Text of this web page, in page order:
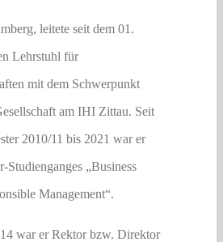
leitete seit dem 01.
Lehrstuhl für
mit dem Schwerpunkt
am IHI Zittau. Seit
2010/11 bis 2021 war er
Studienganges „Business
Management“.
war er Rektor bzw. Direktor